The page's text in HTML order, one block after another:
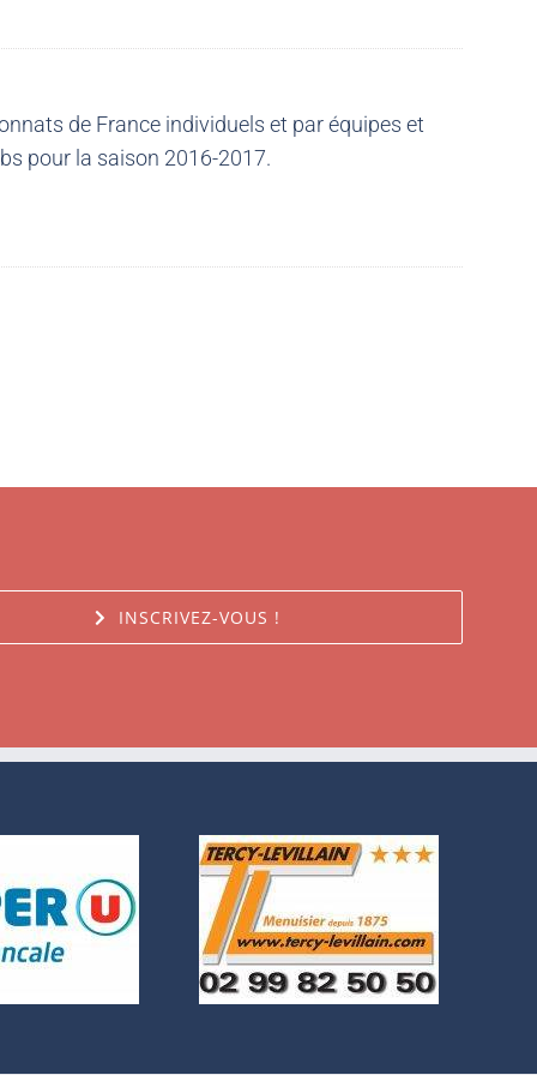
de France individuels et par équipes et
pour la saison 2016-2017.
INSCRIVEZ-VOUS !